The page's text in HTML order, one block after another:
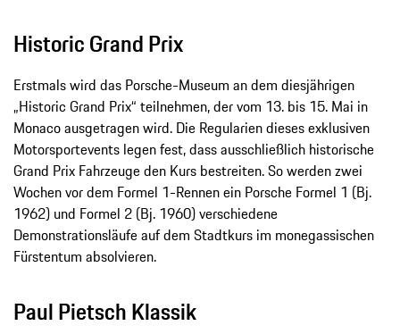
Historic Grand Prix
Erstmals wird das Porsche-Museum an dem diesjährigen
„Historic Grand Prix“ teilnehmen, der vom 13. bis 15. Mai in
Monaco ausgetragen wird. Die Regularien dieses exklusiven
Motorsportevents legen fest, dass ausschließlich historische
Grand Prix Fahrzeuge den Kurs bestreiten. So werden zwei
Wochen vor dem Formel 1-Rennen ein Porsche Formel 1 (Bj.
1962) und Formel 2 (Bj. 1960) verschiedene
Demonstrationsläufe auf dem Stadtkurs im monegassischen
Fürstentum absolvieren.
Paul Pietsch Klassik